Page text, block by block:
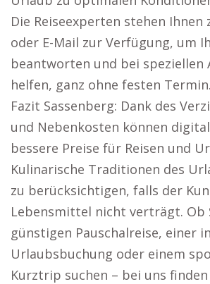
Die Reiseexperten stehen Ihnen
oder E-Mail zur Verfügung, um
beantworten und bei speziellen
helfen, ganz ohne festen Termin.
Fazit Sassenberg: Dank des
und Nebenkosten können
bessere Preise für Reisen und
Kulinarische Traditionen des
zu berücksichtigen, falls der
Lebensmittel nicht verträgt. Ob
günstigen Pauschalreise, einer
Urlaubsbuchung oder einem
Kurztrip suchen – bei uns